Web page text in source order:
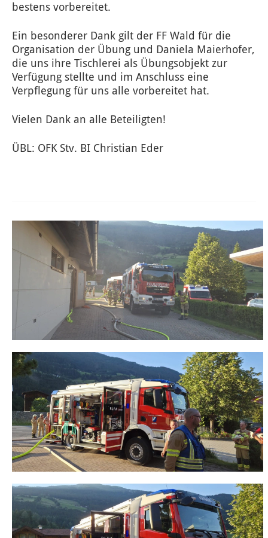
bestens vorbereitet.
Ein besonderer Dank gilt der FF Wald für die
Organisation der Übung und Daniela Maierhofer,
die uns ihre Tischlerei als Übungsobjekt zur
Verfügung stellte und im Anschluss eine
Verpflegung für uns alle vorbereitet hat.
Vielen Dank an alle Beteiligten!
ÜBL: OFK Stv. BI Christian Eder